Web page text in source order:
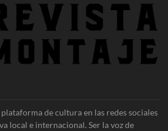
de cultura en las redes sociales
local e internacional. Ser la voz de